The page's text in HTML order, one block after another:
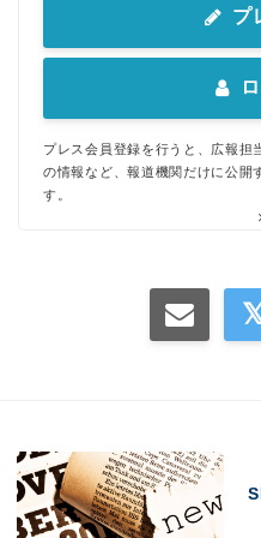
プ
プレス会員登録を行うと、広報担
の情報など、報道機関だけに公開
す。